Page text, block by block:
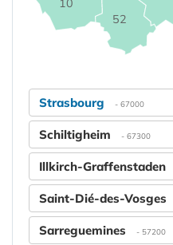
10
52
Strasbourg - 67000
Schiltigheim - 67300
Illkirch-Graffenstaden
Saint-Dié-des-Vosges
Sarreguemines - 57200